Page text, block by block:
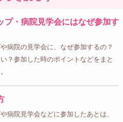
プ・病院見学会にはなぜ参加す
病院の見学会に、なぜ参加するの？
？参加した時のポイントなどをまと
病院見学会などに参加したあとは、